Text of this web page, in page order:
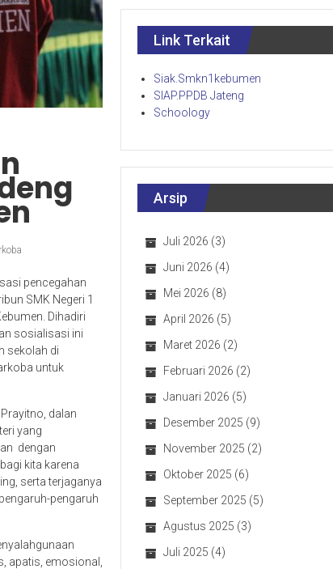
pencegahan
SMK Negeri 1
Dihadiri
sosialisasi ini
sekolah di
untuk
dalan
yang
dengan
kita karena
serta terjaganya
pengaruh
apatis, emosional,
Link Terkait
Siak.Smkn1kebumen
SIAP.PPDB Jateng
Schoology
Arsip
Juli 2026 (3)
Juni 2026 (4)
Mei 2026 (8)
April 2026 (5)
Maret 2026 (2)
Februari 2026 (2)
Januari 2026 (5)
Desember 2025 (9)
November 2025 (2)
Oktober 2025 (6)
September 2025 (5)
Agustus 2025 (3)
Juli 2025 (4)